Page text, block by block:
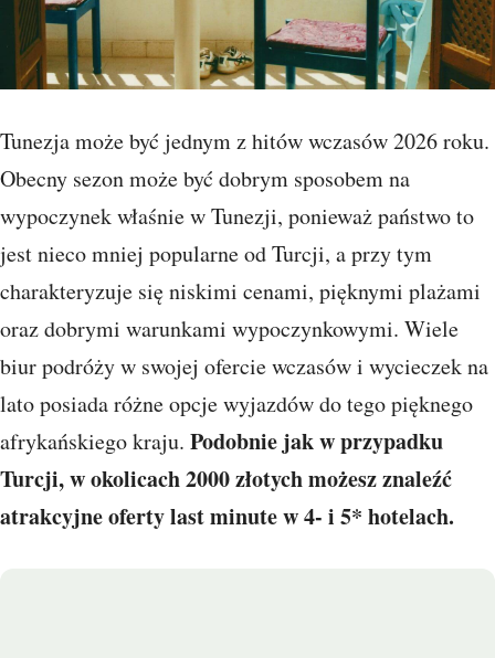
Tunezja może być jednym z hitów wczasów 2026 roku.
Obecny sezon może być dobrym sposobem na
wypoczynek właśnie w Tunezji, ponieważ państwo to
jest nieco mniej popularne od Turcji, a przy tym
charakteryzuje się niskimi cenami, pięknymi plażami
oraz dobrymi warunkami wypoczynkowymi. Wiele
biur podróży w swojej ofercie wczasów i wycieczek na
lato posiada różne opcje wyjazdów do tego pięknego
afrykańskiego kraju. Podobnie jak w przypadku
Turcji, w okolicach 2000 złotych możesz znaleźć
atrakcyjne oferty last minute w 4- i 5* hotelach.